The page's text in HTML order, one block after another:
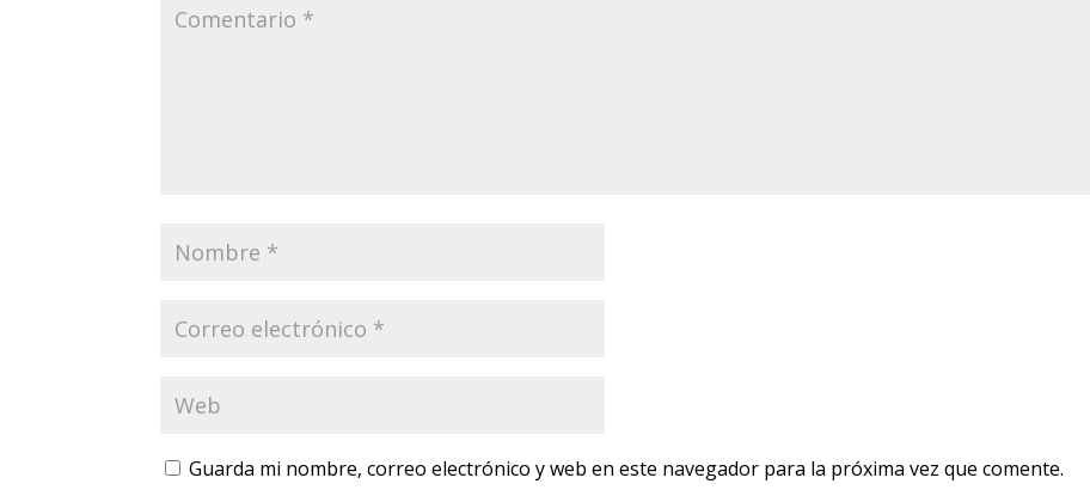
Guarda mi nombre, correo electrónico y web en este navegador para la próxima vez que comente.